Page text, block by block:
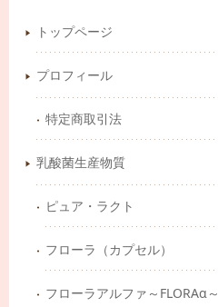
トップページ
プロフィール
特定商取引法
乳酸菌生産物質
ピュア・ラクト
フローラ（カプセル）
フローラアルファ～FLORAα～